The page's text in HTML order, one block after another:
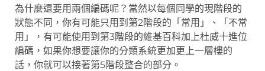
為什麼還要用兩個編碼呢？當然以每個同學的現階段的
狀態不同，你有可能只用到第2階段的「常用」、「不常
用」，有可能使用到第3階段的維基百科加上杜威十進位
編碼，如果你想要讓你的分類系統更加更上一層樓的
話，你就可以接著第5階段整合的部分。